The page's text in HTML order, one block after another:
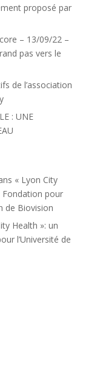
proposé par
– 13/09/22 –
pas vers le
de l’association
: UNE
« Lyon City
Fondation pour
de Biovision
Health »: un
l’Université de